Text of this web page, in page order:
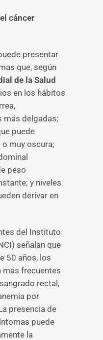
cáncer
presentar
que, según
de la Salud
en los hábitos
más delgadas;
puede
muy oscura;
peso
y niveles
derivar en
del Instituto
señalan que
50 años, los
más frecuentes
rectal,
por
presencia de
puede
la